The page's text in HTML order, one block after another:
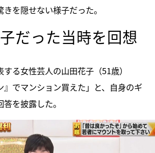
を隠せない様子だった。
だった当時を回想
る女性芸人の山田花子（51歳）
』でマンション買えた」と、自身のギ
を披露した。